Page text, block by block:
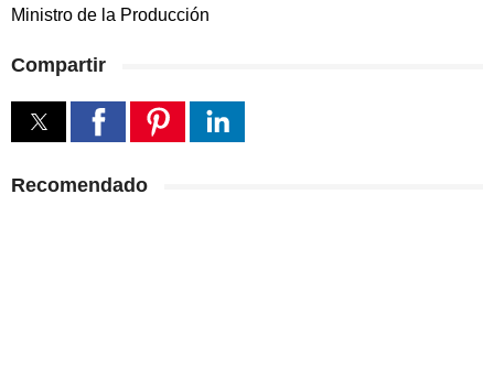
Ministro de la Producción
Compartir
Recomendado